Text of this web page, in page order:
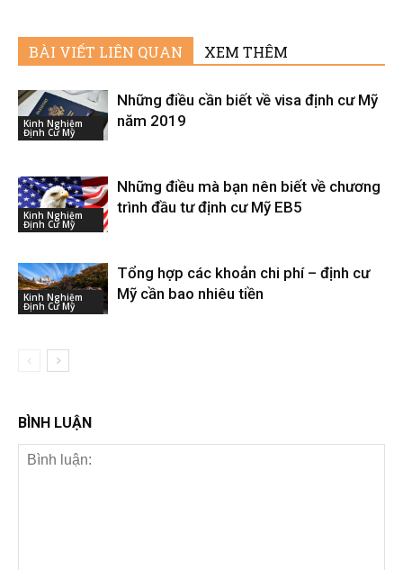
BÀI VIẾT LIÊN QUAN XEM THÊM
Kinh Nghiệm
Định Cư Mỹ
Những điều cần biết về visa định cư Mỹ
năm 2019
Kinh Nghiệm
Định Cư Mỹ
Những điều mà bạn nên biết về chương
trình đầu tư định cư Mỹ EB5
Kinh Nghiệm
Định Cư Mỹ
Tổng hợp các khoản chi phí – định cư
Mỹ cần bao nhiêu tiền
BÌNH LUẬN